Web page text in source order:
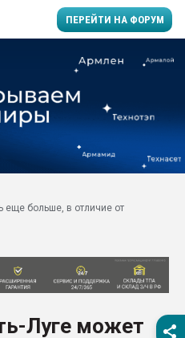
ПЕРЕЙТИ НА ФОРУМ
производство SPC
заводу пластмасс"
28.07.2026
первый план в
28.07.2026
еще больше, в отличие от
Луге может